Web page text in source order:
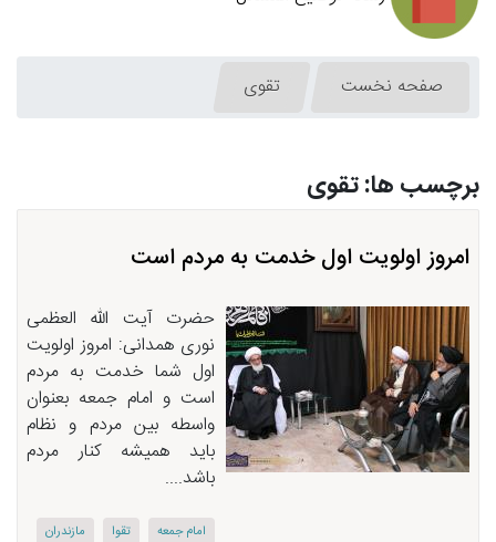
صفحه نخست تقوی
برچسب ها: تقوی
امروز اولویت اول خدمت به مردم است
حضرت آیت الله العظمی
نوری همدانی: امروز اولویت
اول شما خدمت به مردم
است و امام جمعه بعنوان
واسطه بین مردم و نظام
باید همیشه كنار مردم
باشد....
امام جمعه تقوا
مازندران